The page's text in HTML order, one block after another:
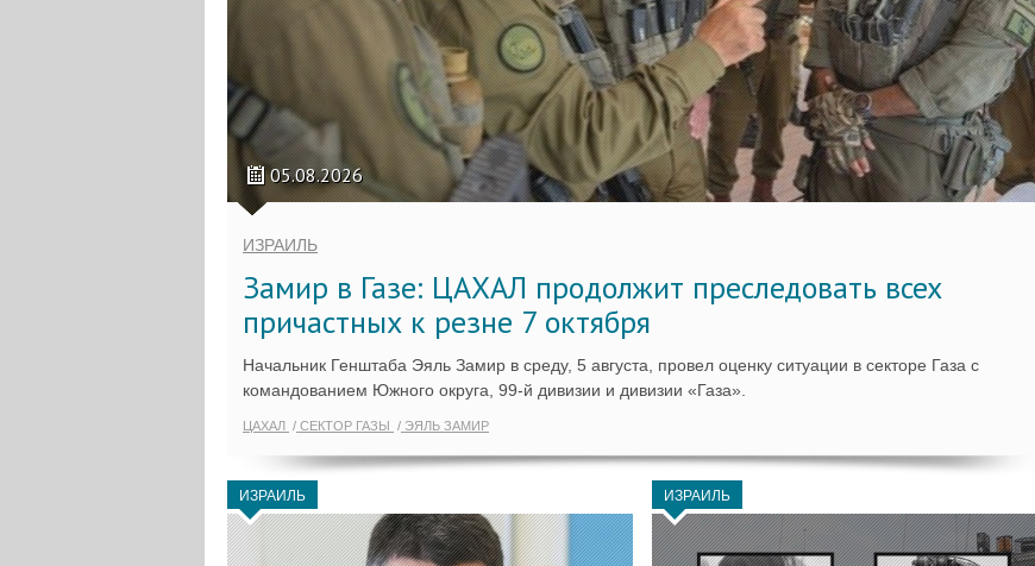
05.08.2026
ИЗРАИЛЬ
Замир в Газе: ЦАХАЛ продолжит преследовать всех
причастных к резне 7 октября
Начальник Генштаба Эяль Замир в среду, 5 августа, провел оценку ситуации в секторе Газа с
командованием Южного округа, 99-й дивизии и дивизии «Газа».
ЦАХАЛ СЕКТОР ГАЗЫ ЭЯЛЬ ЗАМИР
ИЗРАИЛЬ ИЗРАИЛЬ